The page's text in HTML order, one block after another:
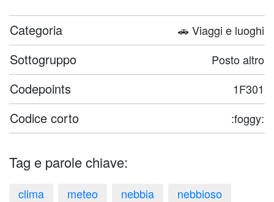
Categoria 🚗 Viaggi e luoghi
Sottogruppo Posto altro
Codepoints 1F301
Codice corto :foggy:
Tag e parole chiave:
clima meteo nebbia
nebbioso